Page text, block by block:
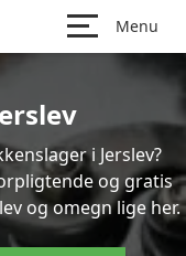
Menu
i Jerslev?
og gratis
og omegn lige her.